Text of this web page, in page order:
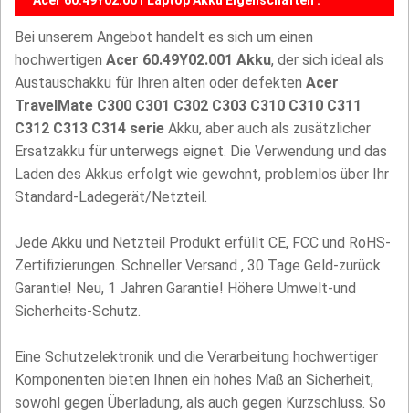
Bei unserem Angebot handelt es sich um einen
hochwertigen Acer 60.49Y02.001 Akku, der sich ideal als
Austauschakku für Ihren alten oder defekten Acer
TravelMate C300 C301 C302 C303 C310 C310 C311
C312 C313 C314 serie Akku, aber auch als zusätzlicher
Ersatzakku für unterwegs eignet. Die Verwendung und das
Laden des Akkus erfolgt wie gewohnt, problemlos über Ihr
Standard-Ladegerät/Netzteil.
Jede Akku und Netzteil Produkt erfüllt CE, FCC und RoHS-
Zertifizierungen. Schneller Versand , 30 Tage Geld-zurück
Garantie! Neu, 1 Jahren Garantie! Höhere Umwelt-und
Sicherheits-Schutz.
Eine Schutzelektronik und die Verarbeitung hochwertiger
Komponenten bieten Ihnen ein hohes Maß an Sicherheit,
sowohl gegen Überladung, als auch gegen Kurzschluss. So